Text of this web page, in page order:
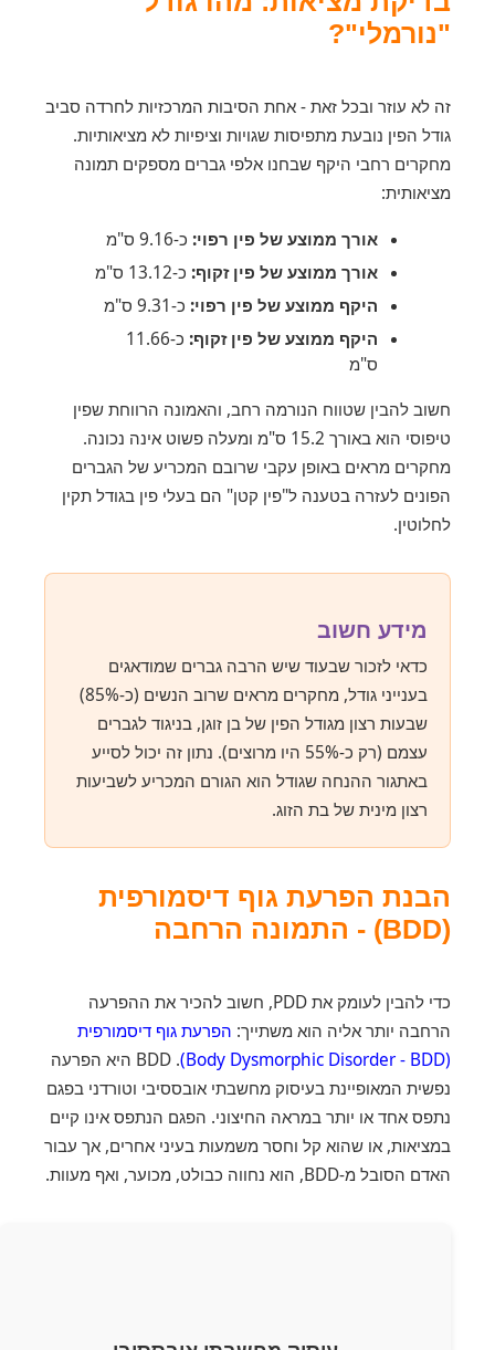
"נורמלי"?
זה לא עוזר ובכל זאת - אחת הסיבות המרכזיות לחרדה סביב
גודל הפין נובעת מתפיסות שגויות וציפיות לא מציאותיות.
מחקרים רחבי היקף שבחנו אלפי גברים מספקים תמונה
מציאותית:
אורך ממוצע של פין רפוי: כ-9.16 ס"מ
אורך ממוצע של פין זקוף: כ-13.12 ס"מ
היקף ממוצע של פין רפוי: כ-9.31 ס"מ
היקף ממוצע של פין זקוף:
כ-11.66
ס"מ
חשוב להבין שטווח הנורמה רחב, והאמונה הרווחת שפין
טיפוסי הוא באורך 15.2 ס"מ ומעלה פשוט אינה נכונה.
מחקרים מראים באופן עקבי שרובם המכריע של הגברים
הפונים לעזרה בטענה ל"פין קטן" הם בעלי פין בגודל תקין
לחלוטין.
מידע חשוב
כדאי לזכור שבעוד שיש הרבה גברים שמודאגים
בענייני גודל, מחקרים מראים שרוב הנשים (כ-85%)
שבעות רצון מגודל הפין של בן זוגן, בניגוד לגברים
עצמם (רק כ-55% היו מרוצים). נתון זה יכול לסייע
באתגור ההנחה שגודל הוא הגורם המכריע לשביעות
רצון מינית של בת הזוג.
הבנת הפרעת גוף דיסמורפית
(BDD) - התמונה הרחבה
כדי להבין לעומק את PDD, חשוב להכיר את ההפרעה
הרחבה יותר אליה הוא משתייך: הפרעת גוף דיסמורפית
(Body Dysmorphic Disorder - BDD)
. BDD היא הפרעה
נפשית המאופיינת בעיסוק מחשבתי אובססיבי וטורדני בפגם
נתפס אחד או יותר במראה החיצוני. הפגם הנתפס אינו קיים
במציאות, או שהוא קל וחסר משמעות בעיני אחרים, אך עבור
האדם הסובל מ-BDD, הוא נחווה כבולט, מכוער, ואף מעוות.